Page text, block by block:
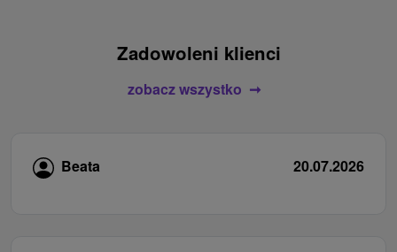
Zadowoleni klienci
zobacz wszystko
Beata 20.07.2026